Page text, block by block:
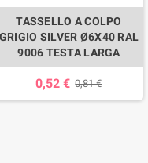
TASSELLO A COLPO
GRIGIO SILVER Ø6X40 RAL
9006 TESTA LARGA
0,52 € 0,81 €